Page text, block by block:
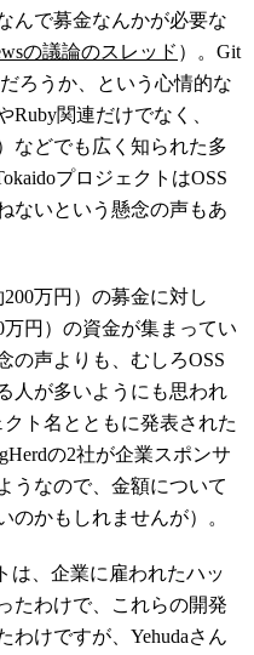
んで募金なんかが必要な
の議論のスレッド ）。Git
ろうか、という心情的な
Ruby関連だけでなく、
などでも広く知られた多
プロジェクトはOSS
ないという懸念の声もあ
万円）の募金に対し
万円）の資金が集まってい
の声よりも、むしろOSS
人が多いようにも思われ
ト名とともに発表された
の2社が企業スポンサ
うなので、金額について
のかもしれませんが）。
は、企業に雇われたハッ
たわけで、これらの開発
わけですが、Yehudaさん